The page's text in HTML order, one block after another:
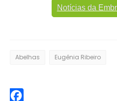
Notícias da
Abelhas Eugênia Ribeiro